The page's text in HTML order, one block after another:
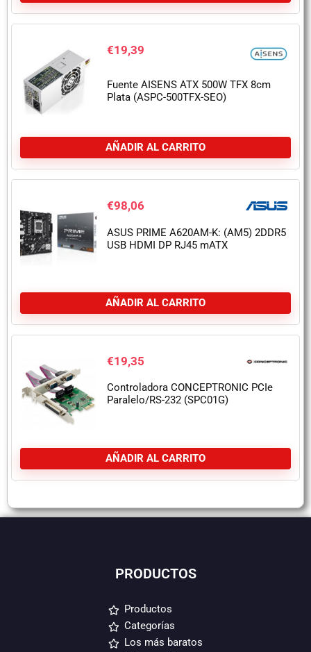
€19,39
Fuente AISENS ATX 500W TFX 8cm
Plata (ASPC-500TFX-SEO)
AÑADIR AL CARRITO
€98,06
ASUS PRIME A620AM-K: (AM5) 2DDR5
USB HDMI DP RJ45 mATX
AÑADIR AL CARRITO
€19,35
Controladora CONCEPTRONIC PCIe
Paralelo/RS-232 (SPC01G)
AÑADIR AL CARRITO
PRODUCTOS
Productos
Categorías
Los más baratos